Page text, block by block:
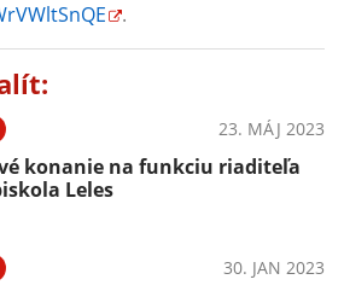
.
23. MÁJ 2023
konanie na funkciu riaditeľa
Leles
30. JAN 2023